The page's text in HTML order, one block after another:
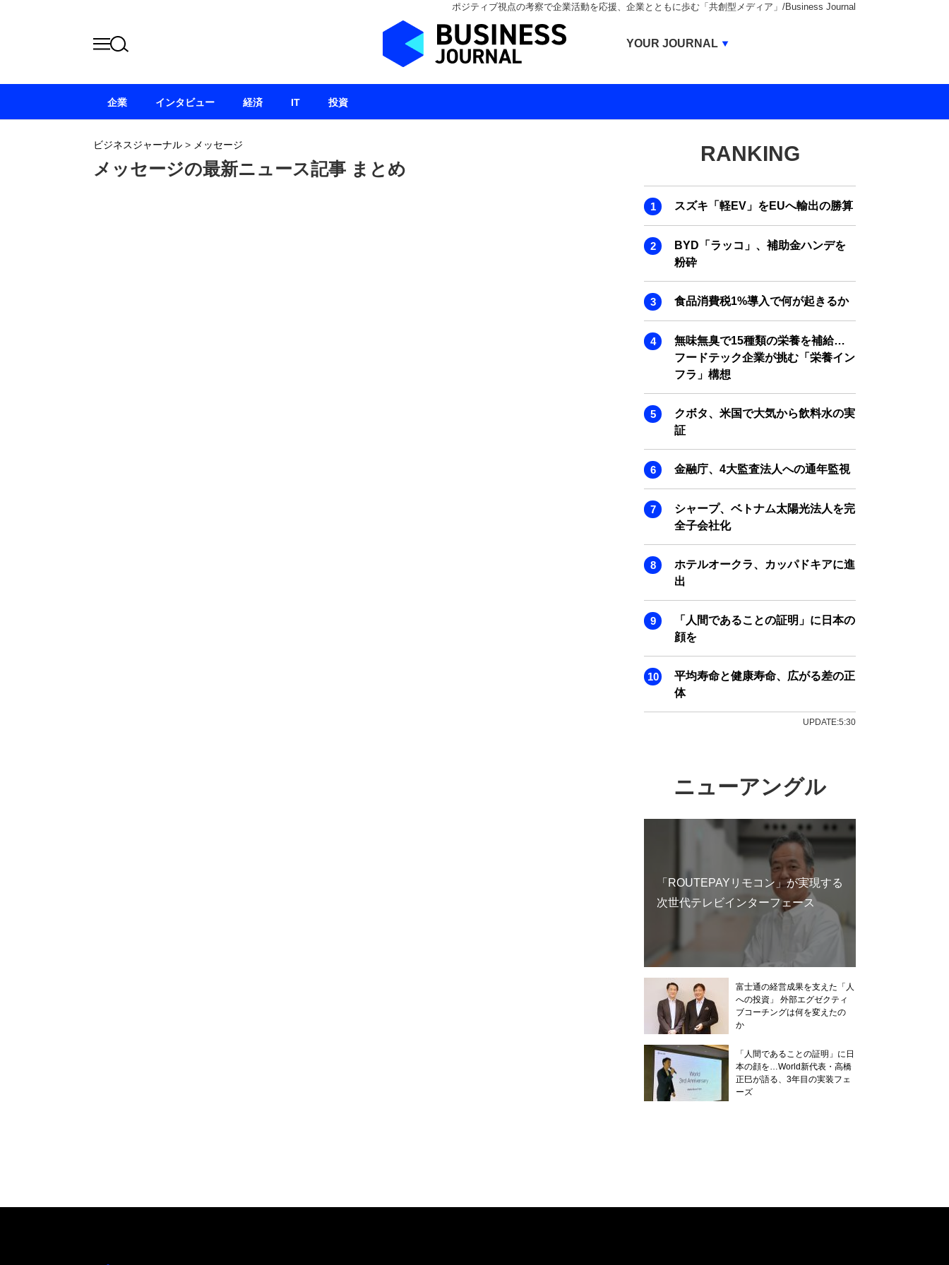
ポジティブ視点の考察で企業活動を応援、企業とともに歩む「共創型メディア」/Business Journal
ビジネスジャーナル > メッセージ
メッセージの最新ニュース記事 まとめ
RANKING
スズキ「軽EV」をEUへ輸出の勝算
BYD「ラッコ」、補助金ハンデを
粉砕
食品消費税1%導入で何が起きるか
無味無臭で15種類の栄養を補給…
フードテック企業が挑む「栄養イン
フラ」構想
クボタ、米国で大気から飲料水の実
証
金融庁、4大監査法人への通年監視
シャープ、ベトナム太陽光法人を完
全子会社化
ホテルオークラ、カッパドキアに進
出
「人間であることの証明」に日本の
顔を
平均寿命と健康寿命、広がる差の正
体
UPDATE:5:30
ニューアングル
「ROUTEPAYリモコン」が実現する
次世代テレビインターフェース
富士通の経営成果を支えた「人
への投資」 外部エグゼクティ
ブコーチングは何を変えたの
か
「人間であることの証明」に日
本の顔を…World新代表・高橋
正巳が語る、3年目の実装フェ
ーズ
企業 インタビュー 経済 IT 投資
YOUR JOURNAL
BUSINESS JOURNAL
IVS JOURNAL
ENERGY MANAGEMENT JOURNAL
INBOUND JOURNAL
LIFE ENDING JOURNAL
AI JOURNAL
REAL ESTATE BROKERAGE JOURNAL
SMART MARKETING JOURNAL
BPaaS JOURNAL
ADOPTABLE DOG JOURNAL